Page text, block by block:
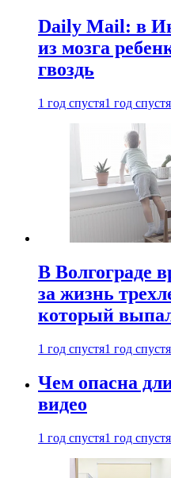
Daily Mail: в
из мозга
гвоздь
1 год спустя1 год спустя
В Волгограде
за жизнь
который
1 год спустя1 год спустя
Чем опасна
видео
1 год спустя1 год спустя